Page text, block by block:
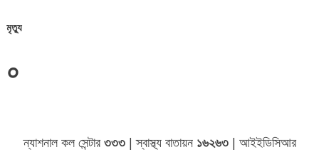
মৃত্যু
০
ন্যাশনাল কল সেন্টার ৩৩৩| স্বাস্থ্য বাতায়ন ১৬২৬৩| আইইডিসিআর